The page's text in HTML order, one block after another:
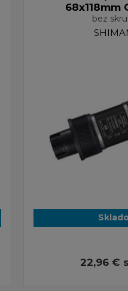
68x118mm
bez
22,96 €